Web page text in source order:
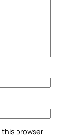
this browser